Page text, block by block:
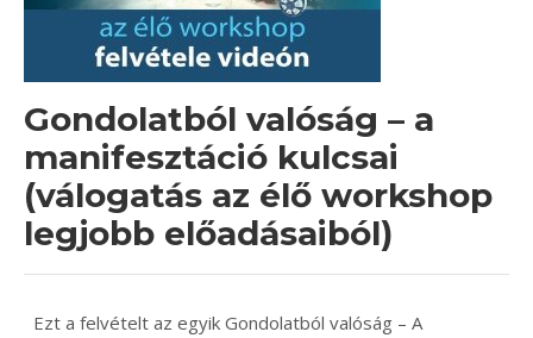
Gondolatból valóság – a
manifesztáció kulcsai
(válogatás az élő workshop
legjobb előadásaiból)
Ezt a felvételt az egyik Gondolatból valóság – A